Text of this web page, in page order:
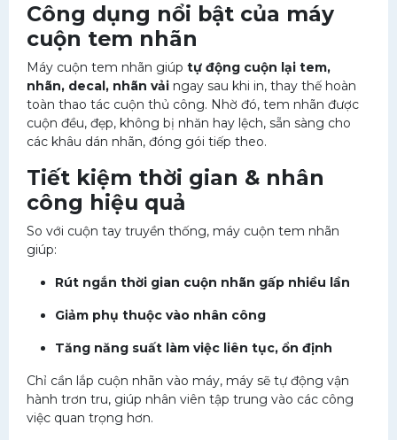
Công dụng nổi bật của máy
cuộn tem nhãn
Máy cuộn tem nhãn giúp tự động cuộn lại tem,
nhãn, decal, nhãn vải ngay sau khi in, thay thế hoàn
toàn thao tác cuộn thủ công. Nhờ đó, tem nhãn được
cuộn đều, đẹp, không bị nhăn hay lệch, sẵn sàng cho
các khâu dán nhãn, đóng gói tiếp theo.
Tiết kiệm thời gian & nhân
công hiệu quả
So với cuộn tay truyền thống, máy cuộn tem nhãn
giúp:
Rút ngắn thời gian cuộn nhãn gấp nhiều lần
Giảm phụ thuộc vào nhân công
Tăng năng suất làm việc liên tục, ổn định
Chỉ cần lắp cuộn nhãn vào máy, máy sẽ tự động vận
hành trơn tru, giúp nhân viên tập trung vào các công
việc quan trọng hơn.